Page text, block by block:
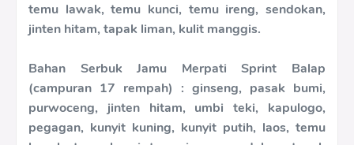
temu lawak, temu kunci, temu ireng, sendokan,
jinten hitam, tapak liman, kulit manggis.
Bahan Serbuk Jamu Merpati Sprint Balap
(campuran 17 rempah) : ginseng, pasak bumi,
purwoceng, jinten hitam, umbi teki, kapulogo,
pegagan, kunyit kuning, kunyit putih, laos, temu